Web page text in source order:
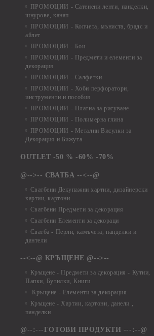
ПРОМОЦИИ - Сатенени ленти, панделки,
шнурове, канап
ПРОМОЦИИ - Копчета, мъниста, брадс и
айлет
ПРОМОЦИИ - Бои
ПРОМОЦИИ - Предмети и елементи за
декорация
ПРОМОЦИИ - Салфетки
ПРОМОЦИИ - Хоби перфоратори,
инструменти и пособия
ПРОМОЦИИ - Платна за рисуване
ПРОМОЦИИ - Полимерна глина
ПРОМОЦИИ - Метални Висулки за
Декорация и Бижута
OUTLET -50 % -60% -70%
@-->-- СВАТБА --<--@
Сватбени Декупажни хартии, дизайнерски
хартии, картони
Сватбени Предмети за декорация
Сватбени Елементи за декораци
Сватба - Перли, камъчета, панделки и
дантели
--<--@ КРЪЩЕНЕ @-->--
Кръщене - Предмети за декорация - Кутии,
Папки, Бутилки, Книги
Кръщене - Елементи за декорация
Кръщене - Хартии, картони, данели ,
панделки
@--:---ГОТОВИ ПРОДУКТИ ---:--@